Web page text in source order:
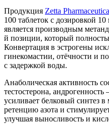
Продукция Zetta
100 таблеток с дозировкой
является производным
й позиции, который
Конвертация в эстрогены
гинекомастии, отёчности и
с задержкой воды.
Анаболическая активность
тестостерона,
усиливает белковый синтез
ретенцию азота и
улучшая выносливость и